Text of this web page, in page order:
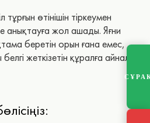
өтінішін тіркеумен
анықтауға жол ашады. Яғни
беретін орын ғана емес,
жеткізетін құралға айналуы